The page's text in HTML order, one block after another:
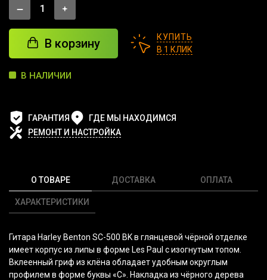
В корзину
КУПИТЬ
В 1 КЛИК
В НАЛИЧИИ
ГАРАНТИЯ
ГДЕ МЫ НАХОДИМСЯ
РЕМОНТ И НАСТРОЙКА
О ТОВАРЕ
ХАРАКТЕРИСТИКИ
ДОСТАВКА ОПЛАТА
Гитара Harley Benton SC-500 BK в глянцевой чёрной отделке
имеет корпус из липы в форме Les Paul с изогнутым топом.
Вклеенный гриф из клёна обладает удобным округлым
профилем в форме буквы «С». Накладка из чёрного дерева